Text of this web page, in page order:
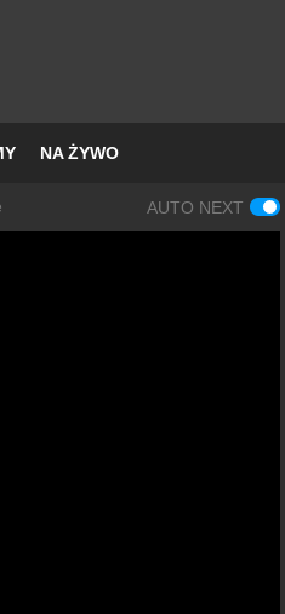
NA ŻYWO
AUTO NEXT